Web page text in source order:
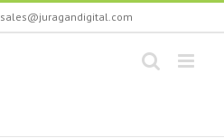
sales@juragandigital.com